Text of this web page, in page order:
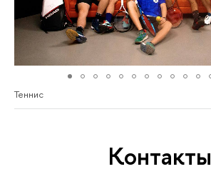
Теннис
Контакты